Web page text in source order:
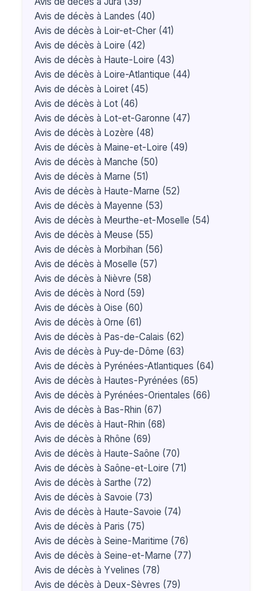
Avis de décès à Landes (40)
Avis de décès à Loir-et-Cher (41)
Avis de décès à Loire (42)
Avis de décès à Haute-Loire (43)
Avis de décès à Loire-Atlantique (44)
Avis de décès à Loiret (45)
Avis de décès à Lot (46)
Avis de décès à Lot-et-Garonne (47)
Avis de décès à Lozère (48)
Avis de décès à Maine-et-Loire (49)
Avis de décès à Manche (50)
Avis de décès à Marne (51)
Avis de décès à Haute-Marne (52)
Avis de décès à Mayenne (53)
Avis de décès à Meurthe-et-Moselle (54)
Avis de décès à Meuse (55)
Avis de décès à Morbihan (56)
Avis de décès à Moselle (57)
Avis de décès à Nièvre (58)
Avis de décès à Nord (59)
Avis de décès à Oise (60)
Avis de décès à Orne (61)
Avis de décès à Pas-de-Calais (62)
Avis de décès à Puy-de-Dôme (63)
Avis de décès à Pyrénées-Atlantiques (64)
Avis de décès à Hautes-Pyrénées (65)
Avis de décès à Pyrénées-Orientales (66)
Avis de décès à Bas-Rhin (67)
Avis de décès à Haut-Rhin (68)
Avis de décès à Rhône (69)
Avis de décès à Haute-Saône (70)
Avis de décès à Saône-et-Loire (71)
Avis de décès à Sarthe (72)
Avis de décès à Savoie (73)
Avis de décès à Haute-Savoie (74)
Avis de décès à Paris (75)
Avis de décès à Seine-Maritime (76)
Avis de décès à Seine-et-Marne (77)
Avis de décès à Yvelines (78)
Avis de décès à Deux-Sèvres (79)